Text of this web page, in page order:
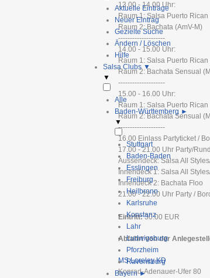
Aktuelle Einträge
Neuer Eintrag
Gezielte Suche
Ändern / Löschen
Hilfe
Salsa Clubs ▼
▼
Alle
Baden-Württemberg ►
▼
Stuttgart
Baden-Baden
Esslingen
Freiburg
Heilbronn
Karlsruhe
Konstanz
Lahr
Ludwigsburg
Pforzheim
Ravensburg
Bayern►
13.00 - 14.00 Uhr:
Raum 1: Salsa Puerto Rican
Raum 2: Bachata (AmV-M)
--------------------
14.00 - 15.00 Uhr:
Raum 1: Salsa Puerto Rican
Raum 2: Bachata Sensual
--------------------
15.00 - 16.00 Uhr:
Raum 1: Salsa Puerto Rican
Raum 2: Bachata Sensual
--------------------
16.00 Einlass Partyticket /
17.00 - 21.00 Uhr Party/
Aussendeck: Salsa All
Innendeck 1: Salsa All
Innendeck 2: Bachata Floo
21.00 - 22.00 Uhr Party /
Eintritt:30.00 EUR
Abfahrt von der
MS Loreley KD
Konrad-Adenauer-Ufer 80